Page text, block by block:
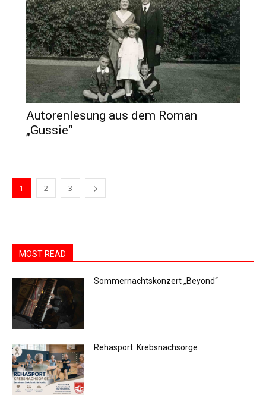
Autorenlesung aus dem Roman
„Gussie“
1 2 3
MOST READ
Sommernachtskonzert „Beyond“
Rehasport: Krebsnachsorge